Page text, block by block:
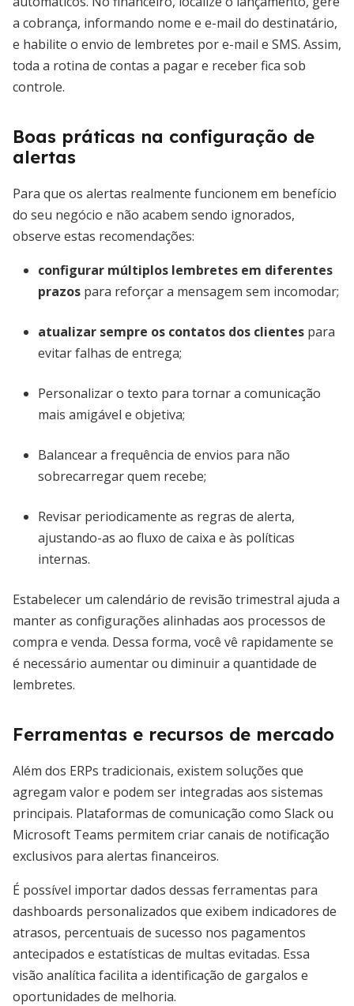
a cobrança, informando nome e e-mail do destinatário,
e habilite o envio de lembretes por e-mail e SMS. Assim,
toda a rotina de contas a pagar e receber fica sob
controle.
Boas práticas na configuração de
alertas
Para que os alertas realmente funcionem em benefício
do seu negócio e não acabem sendo ignorados,
observe estas recomendações:
configurar múltiplos lembretes em diferentes
prazos para reforçar a mensagem sem incomodar;
atualizar sempre os contatos dos clientes para
evitar falhas de entrega;
Personalizar o texto para tornar a comunicação
mais amigável e objetiva;
Balancear a frequência de envios para não
sobrecarregar quem recebe;
Revisar periodicamente as regras de alerta,
ajustando-as ao fluxo de caixa e às políticas
internas.
Estabelecer um calendário de revisão trimestral ajuda a
manter as configurações alinhadas aos processos de
compra e venda. Dessa forma, você vê rapidamente se
é necessário aumentar ou diminuir a quantidade de
lembretes.
Ferramentas e recursos de mercado
Além dos ERPs tradicionais, existem soluções que
agregam valor e podem ser integradas aos sistemas
principais. Plataformas de comunicação como Slack ou
Microsoft Teams permitem criar canais de notificação
exclusivos para alertas financeiros.
É possível importar dados dessas ferramentas para
dashboards personalizados que exibem indicadores de
atrasos, percentuais de sucesso nos pagamentos
antecipados e estatísticas de multas evitadas. Essa
visão analítica facilita a identificação de gargalos e
oportunidades de melhoria.